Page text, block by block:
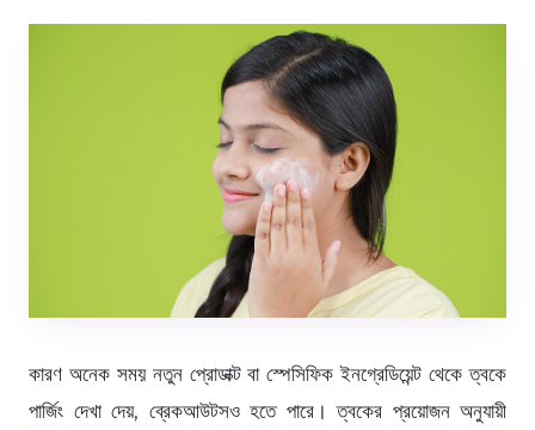
কারণ অনেক সময় নতুন প্রোডাক্ট বা স্পেসিফিক ইনগ্রেডিয়েন্ট থেকে ত্বকে
পার্জিং দেখা দেয়, ব্রেকআউটসও হতে পারে। ত্বকের প্রয়োজন অনুযায়ী